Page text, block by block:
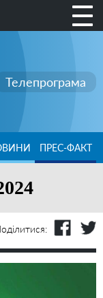
Телепрограма
ПРЕС-ФАКТ